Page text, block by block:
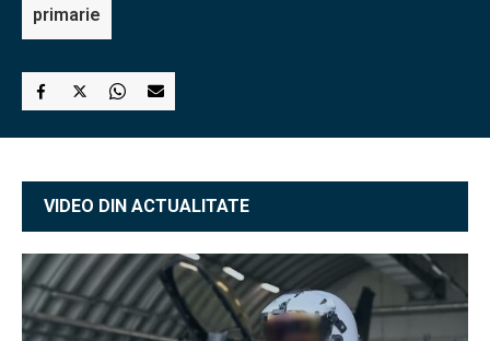
primarie
VIDEO DIN ACTUALITATE